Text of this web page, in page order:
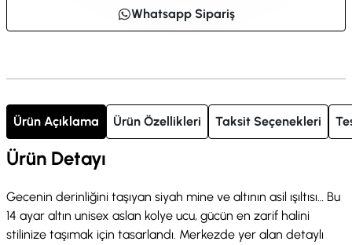
Whatsapp Sipariş
Ürün Açıklama Ürün Özellikleri Taksit Seçenekleri
Ürün Detayı
Gecenin derinliğini taşıyan siyah mine ve altının asil ışıltısı… Bu
14 ayar altın unisex aslan kolye ucu, gücün en zarif halini
stilinize taşımak için tasarlandı. Merkezde yer alan detaylı